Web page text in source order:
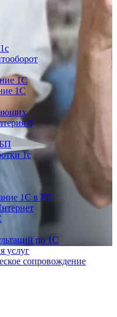
1С
1С
8
1с
1С в РБ
по 1С
услуг
сопровождение